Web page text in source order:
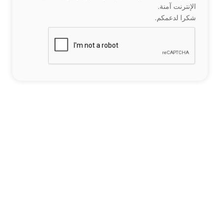
الإنترنت آمنة.
شكرا لدعمكم.